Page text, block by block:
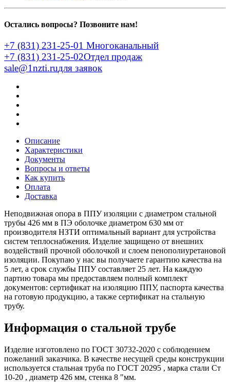
Остались вопросы? Позвоните нам!
+7 (831) 231-25-01 Многоканальный
+7 (831) 231-25-02Отдел продаж
sale@1nzti.ruдля заявок
Описание
Характеристики
Документы
Вопросы и ответы
Как купить
Оплата
Доставка
Неподвижная опора в ППУ изоляции с диаметром стальной
трубы 426 мм в ПЭ оболочке диаметром 630 мм от
производителя НЗТИ оптимальный вариант для устройства
систем теплоснабжения. Изделие защищено от внешних
воздействий прочной оболочкой и слоем пенополиуретановой
изоляции. Покупаю у нас вы получаете гарантию качества на
5 лет, а срок службы ППУ составляет 25 лет. На каждую
партию товара мы предоставляем полный комплект
документов: сертификат на изоляцию ППУ, паспорта качества
на готовую продукцию, а также сертификат на стальную
трубу.
Информация о стальной трубе
Изделие изготовлено по ГОСТ 30732-2020 с соблюдением
пожеланий заказчика. В качестве несущей среды конструкции
используется стальная труба по ГОСТ 20295 , марка стали Ст
10-20 , диаметр 426 мм, стенка 8 "мм.